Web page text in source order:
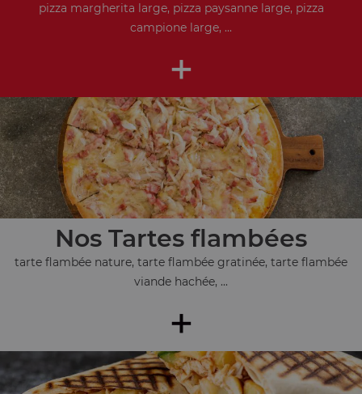
pizza margherita large, pizza paysanne large, pizza
campione large, ...
+
Nos Tartes flambées
tarte flambée nature, tarte flambée gratinée, tarte flambée
viande hachée, ...
+